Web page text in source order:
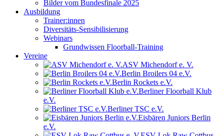
Bilder vom Bundesfinale 2025
Ausbildung
Trainer:innen
Diversitäts-Sensibilisierung
Webinars
Grundwissen Floorball-Training
Vereine
ASV Michendorf e. V.
Berlin Broilers 04 e.V.
Berlin Rockets e.V.
Berliner Floorball Klub
e.V.
Berliner TSC e.V.
Eisbären Juniors Berlin
e.V.